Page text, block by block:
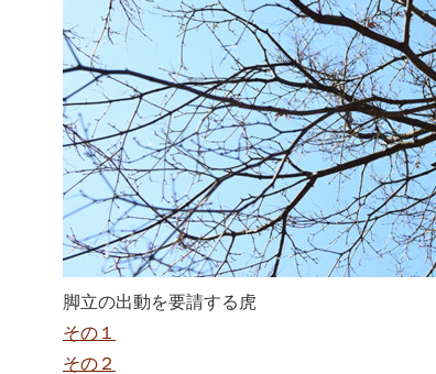
脚立の出動を要請する虎
その１
その２